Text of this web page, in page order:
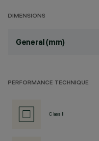
DIMENSIONS
General (mm)
PERFORMANCE TECHNIQUE
Class II